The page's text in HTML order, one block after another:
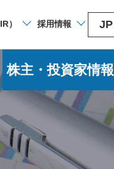
IR） 採用情報 JP
株主・投資家情報